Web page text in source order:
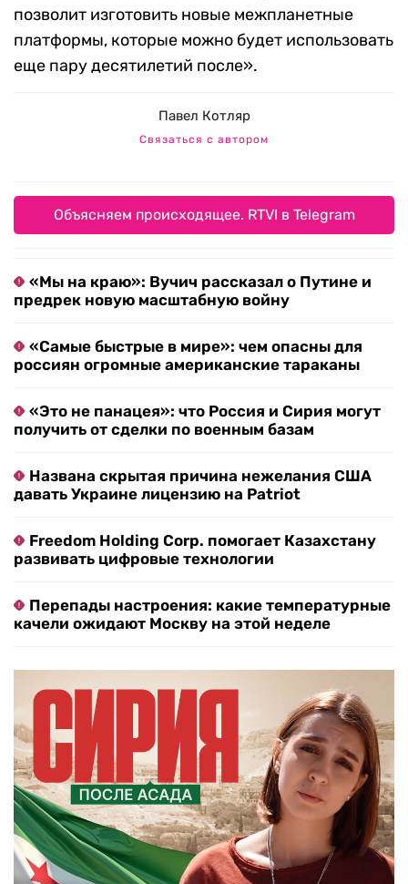
позволит изготовить новые межпланетные
платформы, которые можно будет использовать
еще пару десятилетий после».
Павел Котляр
Связаться с автором
Объясняем происходящее. RTVI в Telegram
«Мы на краю»: Вучич рассказал о Путине и
предрек новую масштабную войну
«Самые быстрые в мире»: чем опасны для
россиян огромные американские тараканы
«Это не панацея»: что Россия и Сирия могут
получить от сделки по военным базам
Названа скрытая причина нежелания США
давать Украине лицензию на Patriot
Freedom Holding Corp. помогает Казахстану
развивать цифровые технологии
Перепады настроения: какие температурные
качели ожидают Москву на этой неделе